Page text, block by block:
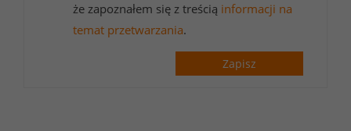
że zapoznałem się z treścią informacji na
temat przetwarzania.
Zapisz